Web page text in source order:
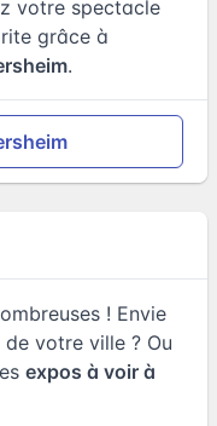
votre spectacle
grâce à
.
! Envie
de votre ville ? Ou
expos à voir à